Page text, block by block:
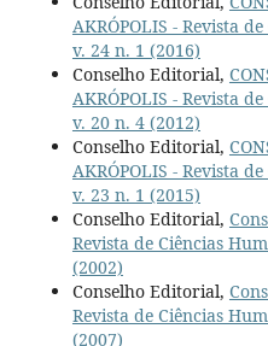
AKRÓPOLIS - Revista
v. 24 n. 1 (2016)
Conselho Editorial,
AKRÓPOLIS - Revista
v. 20 n. 4 (2012)
Conselho Editorial,
AKRÓPOLIS - Revista
v. 23 n. 1 (2015)
Conselho Editorial,
Revista de Ciências
(2002)
Conselho Editorial,
Revista de Ciências
(2007)